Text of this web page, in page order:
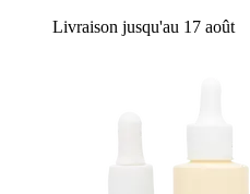
Livraison jusqu'au 17 août